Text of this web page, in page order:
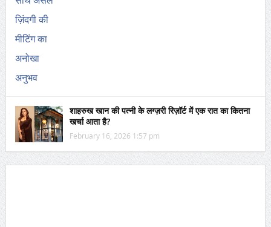
शाहरुख खान की पत्नी के लग्ज़री रिज़ॉर्ट में एक रात का कितना
खर्चा आता है?
February 16, 2026 1:57 pm